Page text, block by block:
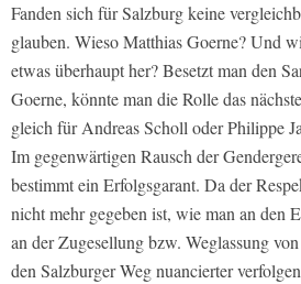
Fanden sich für Salzburg keine
glauben. Wieso Matthias Goerne? Und
etwas überhaupt her? Besetzt man den
Goerne, könnte man die Rolle das
gleich für Andreas Scholl oder Philippe
Im gegenwärtigen Rausch der
bestimmt ein Erfolgsgarant. Da der
nicht mehr gegeben ist, wie man an den
an der Zugesellung bzw. Weglassung
den Salzburger Weg nuancierter